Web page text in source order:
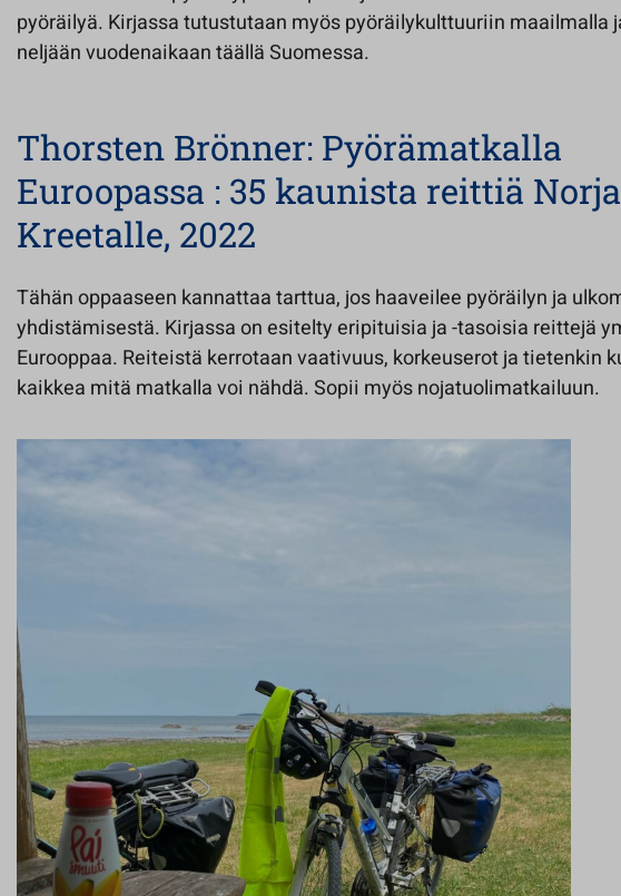
pyöräilyä. Kirjassa tutustutaan myös pyöräilykulttuuriin maailmalla
neljään vuodenaikaan täällä Suomessa.
Thorsten Brönner: Pyörämatkalla
Euroopassa : 35 kaunista reittiä
Kreetalle, 2022
Tähän oppaaseen kannattaa tarttua, jos haaveilee pyöräilyn ja
yhdistämisestä. Kirjassa on esitelty eripituisia ja -tasoisia reittejä
Eurooppaa. Reiteistä kerrotaan vaativuus, korkeuserot ja tietenkin
kaikkea mitä matkalla voi nähdä. Sopii myös nojatuolimatkailuun.